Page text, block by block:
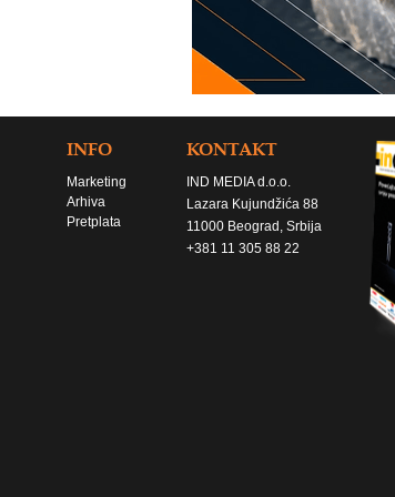
INFO
Marketing
Arhiva
Pretplata
KONTAKT
IND MEDIA d.o.o.
Lazara Kujundžića 88
11000 Beograd, Srbija
+381 11 305 88 22